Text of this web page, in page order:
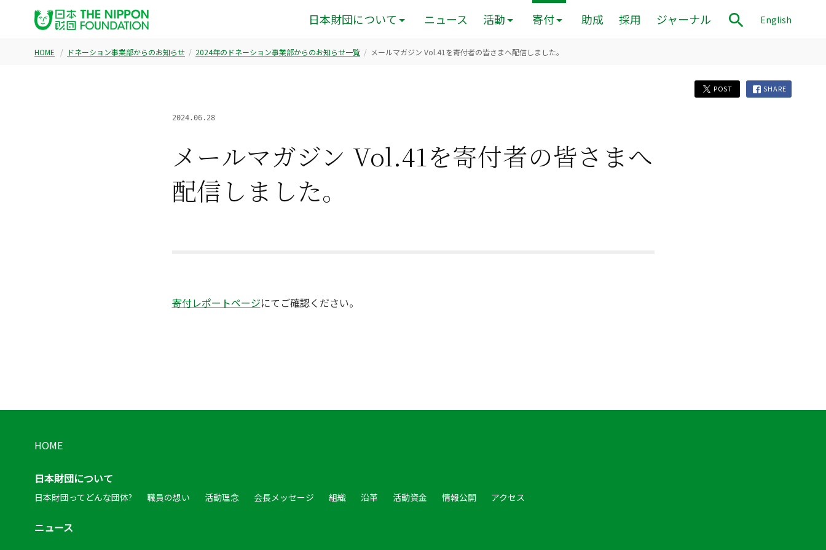
日本財団について ニュース 活動 寄付 助成 採用 ジャーナル English
HOME ドネーション事業部からのお知らせ 2024年のドネーション事業部からのお知らせ一覧 メールマガジン Vol.41を寄付者の皆さまへ配信しました。
POST SHARE
2024.06.28
メールマガジン Vol.41を寄付者の皆さまへ
配信しました。
寄付レポートページにてご確認ください。
HOME
日本財団について
日本財団ってどんな団体? 職員の想い 活動理念 会長メッセージ 組織 沿革 活動資金 情報公開 アクセス
ニュース